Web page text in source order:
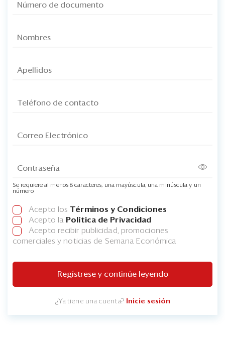
Se requiere al menos 8 caracteres, una mayúscula, una minúscula y un
número
Acepto los Términos y Condiciones
Acepto la Política de Privacidad
Acepto recibir publicidad, promociones
comerciales y noticias de Semana Económica
Regístrese y continúe leyendo
¿Ya tiene una cuenta? Inicie sesión